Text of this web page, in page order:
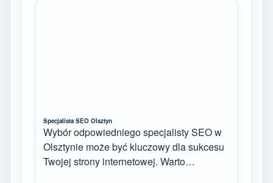
Specjalista SEO Olsztyn
Wybór odpowiedniego specjalisty SEO w
Olsztynie może być kluczowy dla sukcesu
Twojej strony internetowej. Warto…